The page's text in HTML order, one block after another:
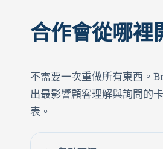
合作會從哪裡
不需要一次重做所有東西。
出最影響顧客理解與詢問的
表。